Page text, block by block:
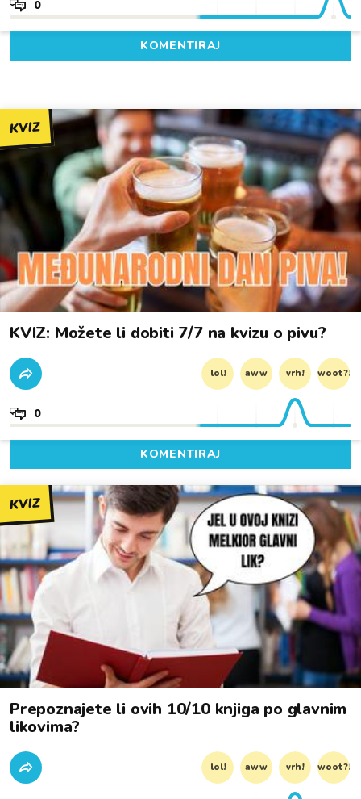
0
KOMENTIRAJ
KVIZ
KVIZ: Možete li dobiti 7/7 na kvizu o pivu?
lol! aww vrh! woot?!
0
KOMENTIRAJ
KVIZ
Prepoznajete li ovih 10/10 knjiga po glavnim
likovima?
lol! aww vrh! woot?!